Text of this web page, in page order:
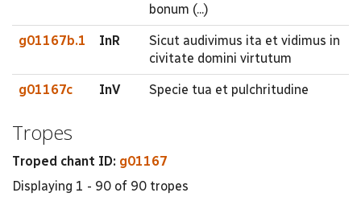
bonum (...)
g01167b.1 InR
Sicut audivimus ita et vidimus in
civitate domini virtutum
g01167c InV Specie tua et pulchritudine
Tropes
Troped chant ID: g01167
Displaying 1 - 90 of 90 tropes